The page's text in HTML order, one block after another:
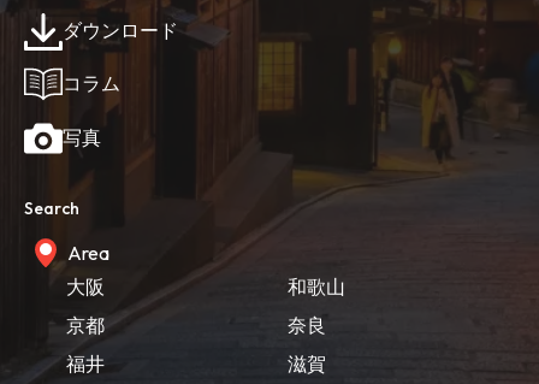
ダウンロード
コラム
写真
Search
Area
大阪
京都
福井
和歌山
奈良
滋賀